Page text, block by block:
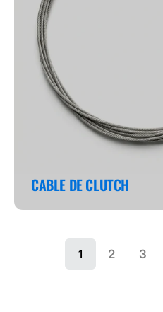
CABLE DE CLUTCH
1 2 3